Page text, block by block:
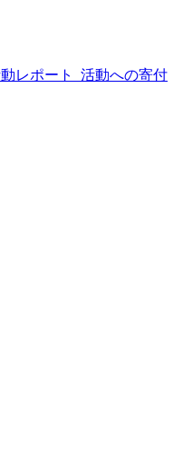
レポート 活動への寄付